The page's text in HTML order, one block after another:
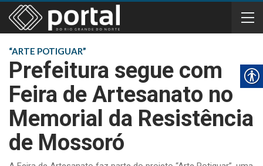
“ARTE POTIGUAR”
Prefeitura segue com
Feira de Artesanato no
Memorial da Resistência
de Mossoró